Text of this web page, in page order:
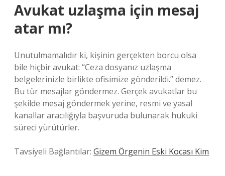
Avukat uzlaşma için mesaj
atar mı?
Unutulmamalıdır ki, kişinin gerçekten borcu olsa
bile hiçbir avukat: “Ceza dosyanız uzlaşma
belgelerinizle birlikte ofisimize gönderildi.” demez.
Bu tür mesajlar göndermez. Gerçek avukatlar bu
şekilde mesaj göndermek yerine, resmi ve yasal
kanallar aracılığıyla başvuruda bulunarak hukuki
süreci yürütürler.
Tavsiyeli Bağlantılar: Gizem Örgenin Eski Kocası Kim